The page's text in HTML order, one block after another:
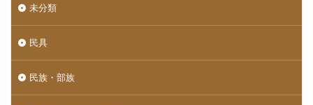
未分類
民具
民族・部族